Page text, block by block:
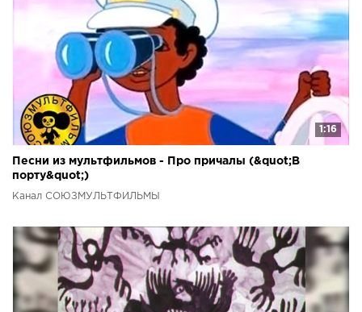
1:16
Песни из мультфильмов - Про причалы (&quot;В
порту&quot;)
Канал СОЮЗМУЛЬТФИЛЬМЫ